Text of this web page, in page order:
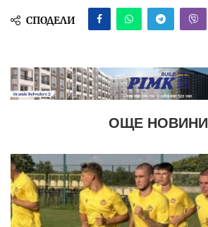
СПОДЕЛИ
ОЩЕ НОВИНИ